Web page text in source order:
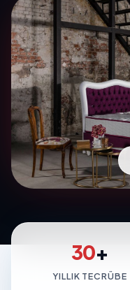
30+
YILLIK TECRÜBE